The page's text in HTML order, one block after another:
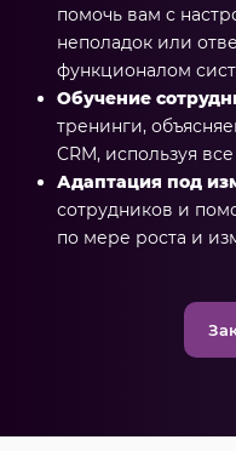
помочь вам с
неполадок или
функционалом
Обучение
тренинги,
CRM, используя
Адаптация под
сотрудников и
по мере роста и